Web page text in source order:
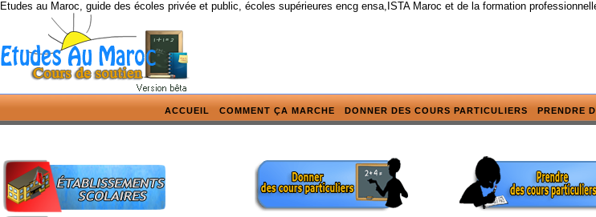
Etudes au Maroc, guide des écoles privée et public, écoles supérieures encg ensa,ISTA Maroc et de la formation
ACCUEIL COMMENT ÇA MARCHE DONNER DES COURS PARTICULIERS PRENDRE